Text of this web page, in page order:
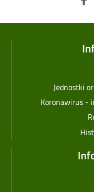
Jednostki
Koronawirus -